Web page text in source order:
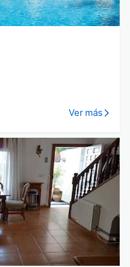
Ver más